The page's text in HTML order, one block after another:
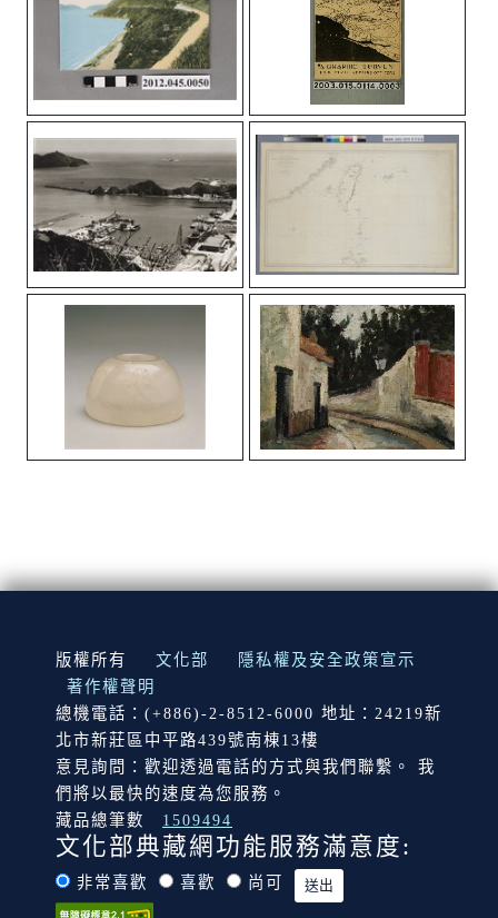
:::
版權所有 文化部
隱私權及安全政策宣示
著作權聲明
總機電話：(+886)-2-8512-6000 地址：24219新
北市新莊區中平路439號南棟13樓
意見詢問：歡迎透過電話的方式與我們聯繫。 我
們將以最快的速度為您服務。
藏品總筆數
1509494
文化部典藏網功能服務滿意度:
非常喜歡 喜歡 尚可